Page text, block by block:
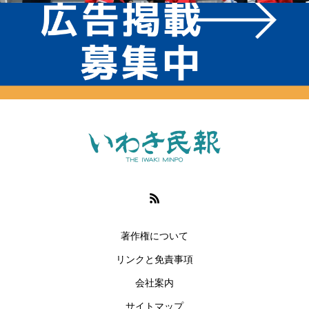
著作権について
リンクと免責事項
会社案内
サイトマップ